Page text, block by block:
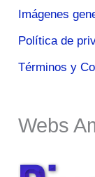
Imágenes
Política de
Términos y
Webs